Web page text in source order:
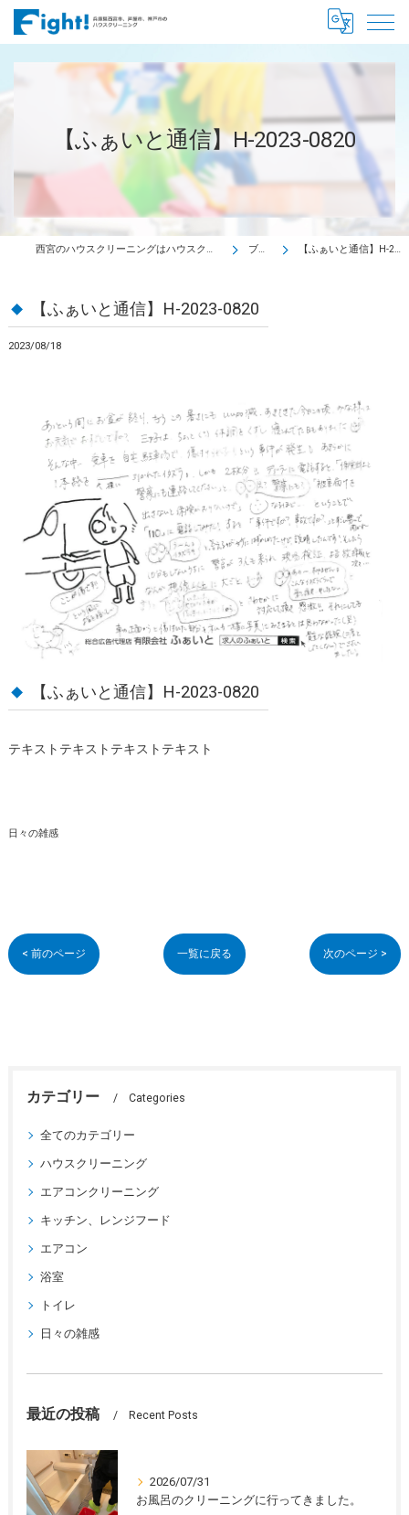
【ふぁいと通信】H-2023-0820
西宮のハウスクリーニングはハウスクリーニング Fight! ブログ 【ふぁいと通信】H-2023-0820
【ふぁいと通信】H-2023-0820
2023/08/18
【ふぁいと通信】H-2023-0820
テキストテキストテキストテキスト
日々の雑感
< 前のページ 一覧に戻る 次のページ >
カテゴリー Categories
全てのカテゴリー
ハウスクリーニング
エアコンクリーニング
キッチン、レンジフード
エアコン
浴室
トイレ
日々の雑感
最近の投稿 Recent Posts
2026/07/31
お風呂のクリーニングに行ってきました。